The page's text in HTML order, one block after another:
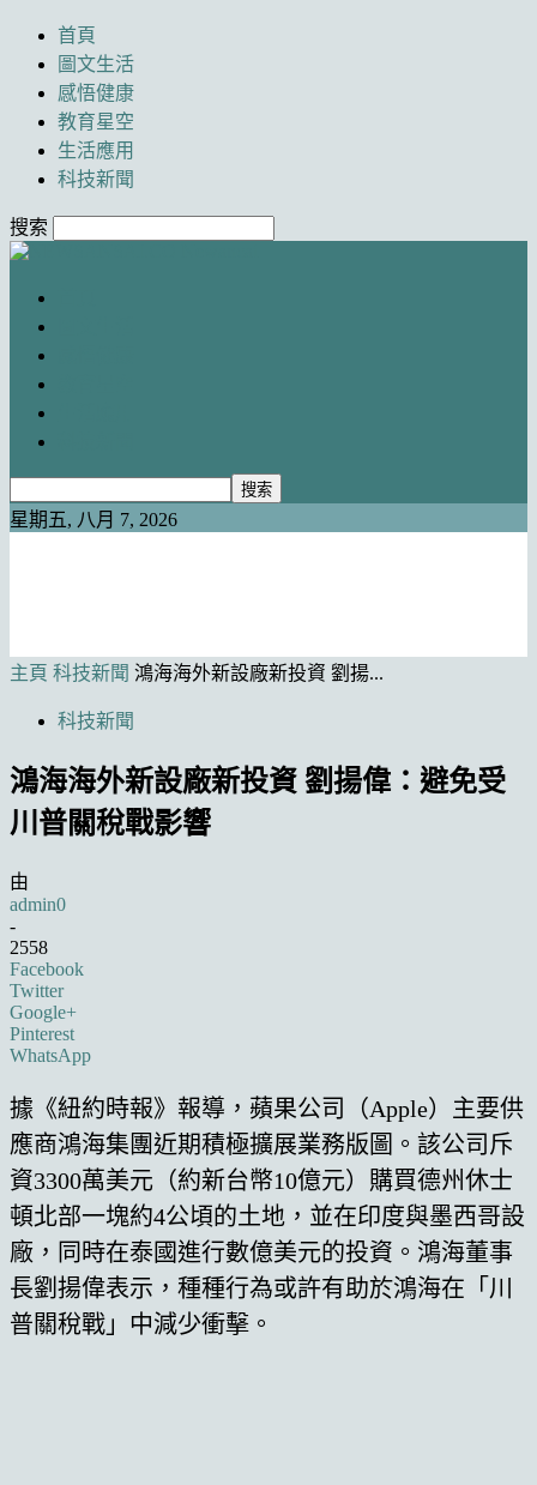
首頁
圖文生活
感悟健康
教育星空
生活應用
科技新聞
搜索
星期五, 八月 7, 2026
主頁 科技新聞 鴻海海外新設廠新投資 劉揚...
科技新聞
鴻海海外新設廠新投資 劉揚偉：避免受
川普關稅戰影響
由
admin0
-
2558
Facebook
Twitter
Google+
Pinterest
WhatsApp
據《紐約時報》報導，蘋果公司（Apple）主要供
應商鴻海集團近期積極擴展業務版圖。該公司斥
資3300萬美元（約新台幣10億元）購買德州休士
頓北部一塊約4公頃的土地，並在印度與墨西哥設
廠，同時在泰國進行數億美元的投資。鴻海董事
長劉揚偉表示，種種行為或許有助於鴻海在「川
普關稅戰」中減少衝擊。